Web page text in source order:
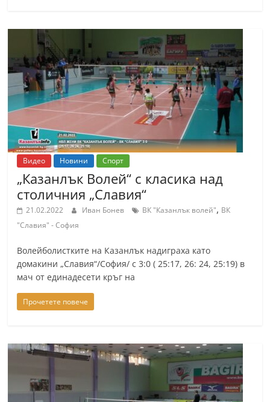
а
р
а
З
г
о
р
а
–
k
z
a
n
l
k
.
n
Видео Новини Спорт
„Казанлък Волей“ с класика над
столичния „Славия“
21.02.2022 Иван Бонев ВК "Казанлък волей", ВК
"Славия" - София
Волейболистките на Казанлък надиграха като
домакини „Славия“/София/ с 3:0 ( 25:17, 26: 24, 25:19) в
мач от единадесети кръг на
Прочетете повече